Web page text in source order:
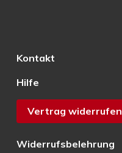
Kontakt
Hilfe
Vertrag widerrufen
Widerrufsbelehrung